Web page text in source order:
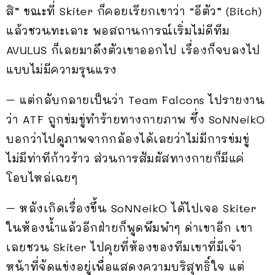
สิ” ขณะที่ Skiter ก็คอยเรียกเขาว่า “อีตัว” (Bitch)
แล้วชวนทะเลาะ พอสถานการณ์เริ่มไม่ดีทีม
AVULUS ก็เลยมาดึงตัวเขาออกไป เรื่องก็จบลงไป
แบบไม่มีความรุนแรง
– แต่กลับกลายเป็นว่า Team Falcons ไปรายงาน
ว่า ATF ถูกข่มขู่ทำร้ายทางกายภาพ ซึ่ง SoNNeikO
บอกว่าไปดูภาพจากกล้องได้เลยว่าไม่มีการข่มขู่
ไม่มีท่าทีก้าวร้าว ส่วนการสัมผัสทางกายก็มีแค่
โอบไหล่เฉยๆ
– หลังเกิดเรื่องขึ้น SoNNeikO ได้ไปเจอ Skiter
ในห้องน้ำแล้วอีกฝ่ายก็พูดพึมพำๆ ด่าเขาอีก เขา
เลยชวน Skiter ไปคุยที่ห้องของทีมเขาที่มีเจ้า
หน้าที่จัดแข่งอยู่เพื่อแสดงความบริสุทธิ์ใจ แต่